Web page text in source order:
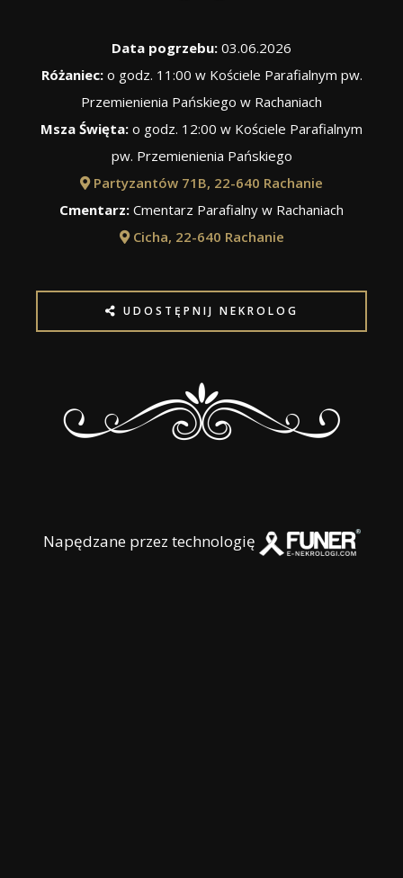
Data pogrzebu: 03.06.2026
Różaniec:o godz. 11:00 w Kościele Parafialnym pw.
Przemienienia Pańskiego w Rachaniach
Msza Święta: o godz. 12:00 w Kościele Parafialnym
pw. Przemienienia Pańskiego
Partyzantów 71B, 22-640 Rachanie
Cmentarz: Cmentarz Parafialny w Rachaniach
Cicha, 22-640 Rachanie
UDOSTĘPNIJ NEKROLOG
Napędzane przez technologię